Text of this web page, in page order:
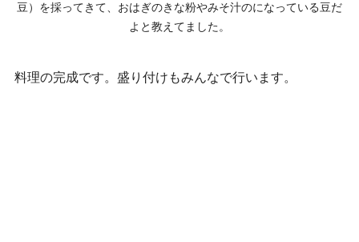
豆）を採ってきて、おはぎのきな粉やみそ汁のになっている豆だ
よと教えてました。
料理の完成です。盛り付けもみんなで行います。